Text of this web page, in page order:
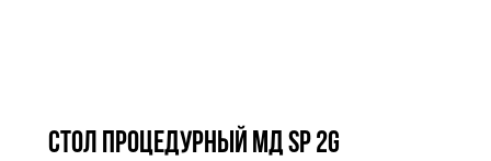
Стол процедурный МД SP 2G